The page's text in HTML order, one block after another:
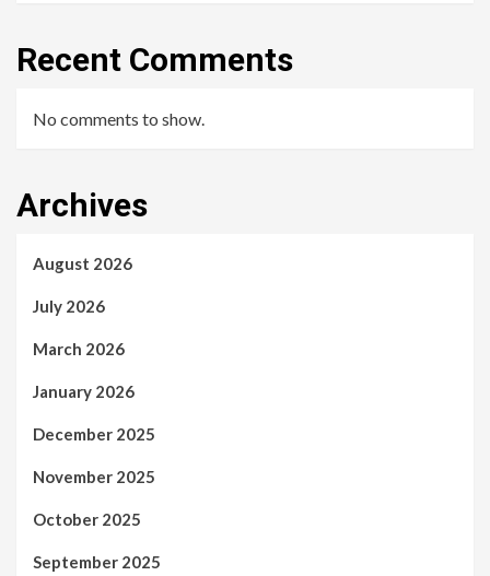
Recent Comments
No comments to show.
Archives
August 2026
July 2026
March 2026
January 2026
December 2025
November 2025
October 2025
September 2025